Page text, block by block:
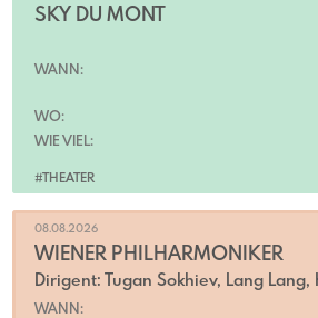
#THEATER
SKY DU MONT
WANN:
WO:
WIE VIEL:
08.08.2026
WIENER PHILHARMONIKER
Dirigent: Tugan Sokhiev, Lang Lang,
WANN: